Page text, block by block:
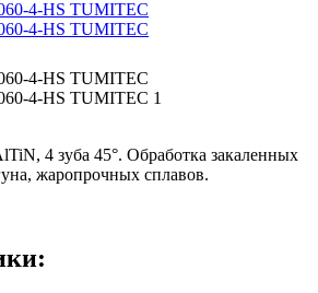
4 зуба 45°. Обработка закаленных
жаропрочных сплавов.